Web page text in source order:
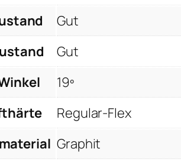
Gut
Gut
19º
Regular-Flex
Graphit